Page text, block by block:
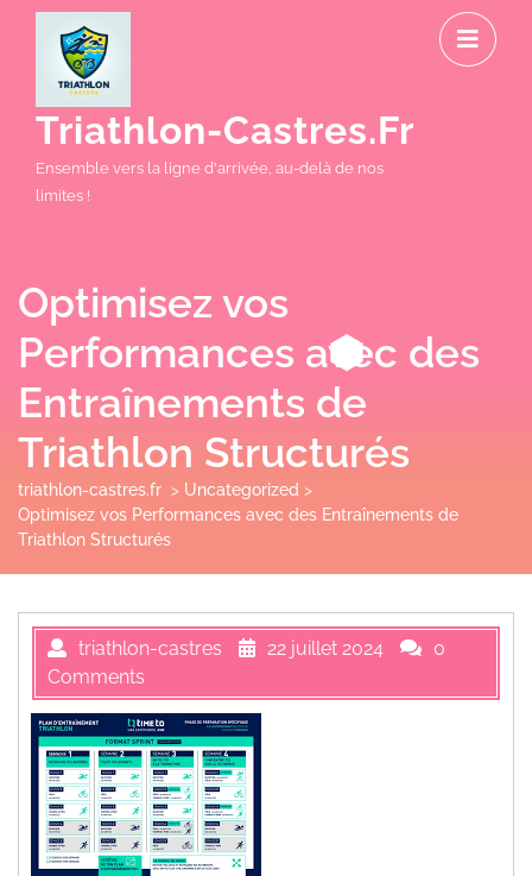
Triathlon-Castres.fr
Ensemble vers la ligne d'arrivée, au-delà de nos
limites !
Optimisez vos
Performances avec des
Entraînements de
Triathlon Structurés
triathlon-castres.fr > Uncategorized >
Optimisez vos Performances avec des Entraînements de
Triathlon Structurés
triathlon-castres 22 juillet 2024
0
Comments